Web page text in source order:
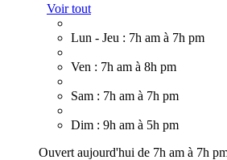
Voir tout
Lun - Jeu : 7h am à 7h pm
Ven : 7h am à 8h pm
Sam : 7h am à 7h pm
Dim : 9h am à 5h pm
Ouvert aujourd'hui de 7h am à 7h